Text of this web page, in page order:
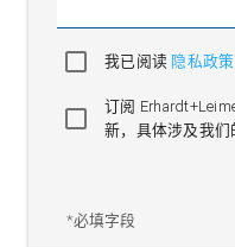
我已阅读 隐私政策
订阅
新，具体涉及我们
*必填字段